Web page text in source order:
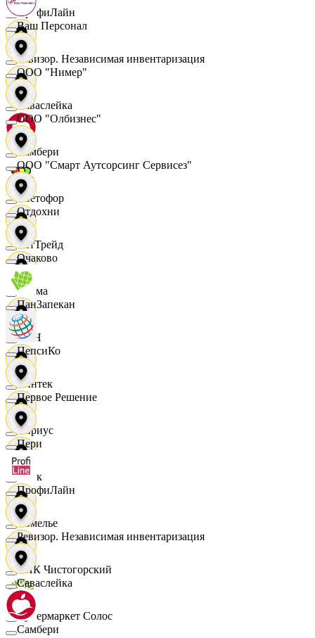
ПрофиЛайн
Ревизор. Независимая инвентаризация
Саваслейка
Самбери
Светофор
СетТрейд
Сигма
СИН
Синтек
Сириус
Смак
Сомелье
СПК Чистогорский
Супермаркет Солос
Ваш Персонал
ООО "Нимер"
ООО "Олбизнес"
ООО "Смарт Аутсорсинг Сервисез"
Отдохни
Очаково
ПанЗапекан
ПепсиКо
Первое Решение
Пери
ПрофиЛайн
Ревизор. Независимая инвентаризация
Саваслейка
Самбери